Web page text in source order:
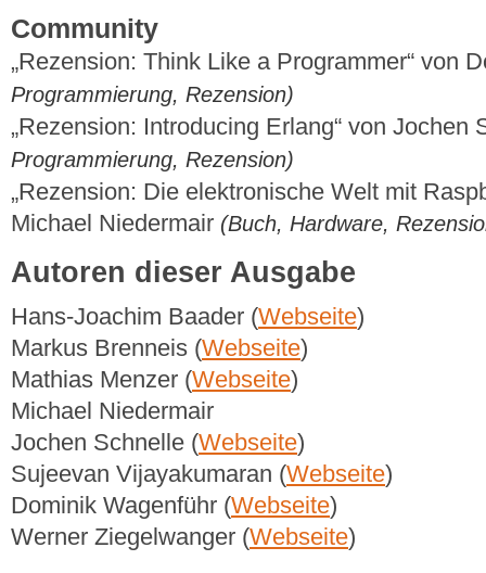
Community
„Rezension: Think Like a Programmer“ von
Programmierung, Rezension)
„Rezension: Introducing Erlang“ von Jochen
Programmierung, Rezension)
„Rezension: Die elektronische Welt mit
Michael Niedermair (Buch, Hardware,
Autoren dieser Ausgabe
Hans-Joachim Baader (Webseite)
Markus Brenneis (Webseite)
Mathias Menzer (Webseite)
Michael Niedermair
Jochen Schnelle (Webseite)
Sujeevan Vijayakumaran (Webseite)
Dominik Wagenführ (Webseite)
Werner Ziegelwanger (Webseite)